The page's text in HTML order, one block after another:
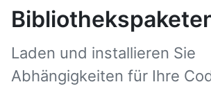
Laden und installieren Sie
Abhängigkeiten für Ihre